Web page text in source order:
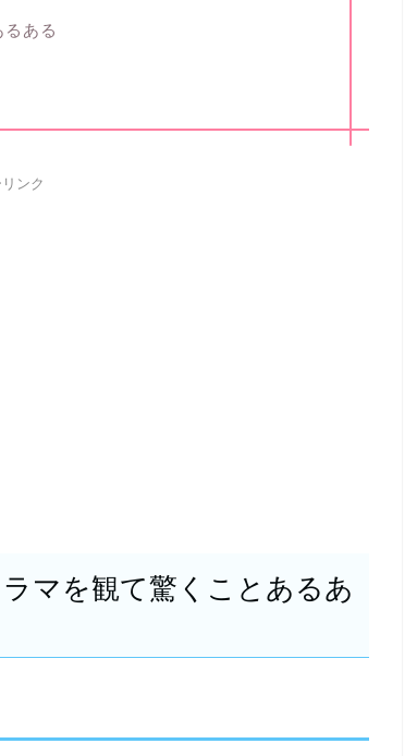
ある
ンク
マを観て驚くことあるあ